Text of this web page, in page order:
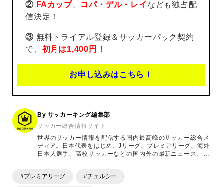
② FAカップ、 コパ・デル・レイ なども独占配
信決定！
③無料トライアル登録＆サッカーパック契約
で、 初月は1,400円！
お申し込みはこちら！
By サッカーキング編集部
サッカー総合情報サイト
世界のサッカー情報を配信する国内最高峰のサッカー総合メ
ディア。日本代表をはじめ、Jリーグ、プレミアリーグ、海外
日本人選手、高校サッカーなどの国内外の最新ニュース、コ
ます。「X」「Instagram」「YouTube」「TikTok」など、
#プレミアリーグ #チェルシー